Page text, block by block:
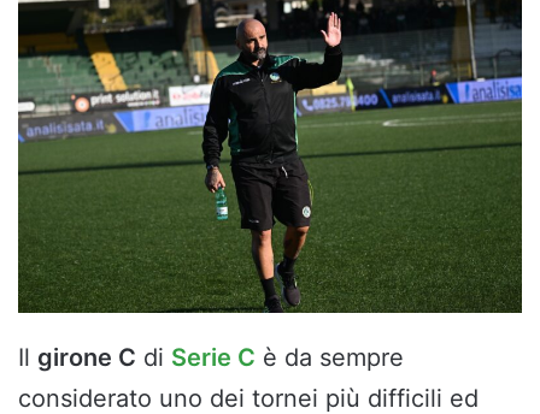
Il girone C di Serie C è da sempre
considerato uno dei tornei più difficili ed